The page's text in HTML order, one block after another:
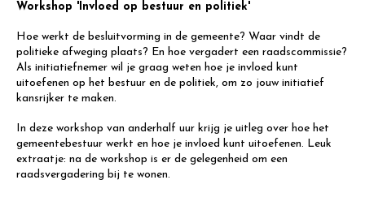
Workshop 'Invloed op bestuur en politiek'
Hoe werkt de besluitvorming in de gemeente? Waar vindt de
politieke afweging plaats? En hoe vergadert een raadscommissie?
Als initiatiefnemer wil je graag weten hoe je invloed kunt
uitoefenen op het bestuur en de politiek, om zo jouw initiatief
kansrijker te maken.
In deze workshop van anderhalf uur krijg je uitleg over hoe het
gemeentebestuur werkt en hoe je invloed kunt uitoefenen. Leuk
extraatje: na de workshop is er de gelegenheid om een
raadsvergadering bij te wonen.